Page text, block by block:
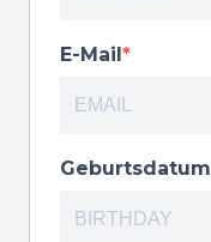
E-Mail
Geburtsdatum